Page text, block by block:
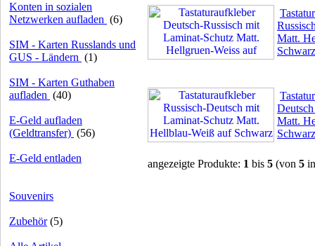
Konten in sozialen
Netzwerken aufladen (6)
SIM - Karten Russlands und
GUS - Ländern (1)
SIM - Karten Guthaben
aufladen (40)
E-Geld aufladen
(Geldtransfer) (56)
E-Geld entladen
Souvenirs
Zubehör(5)
Matt.
Schwarz
Matt.
Schwarz
angezeigte Produkte: 1 bis 5 (von 5